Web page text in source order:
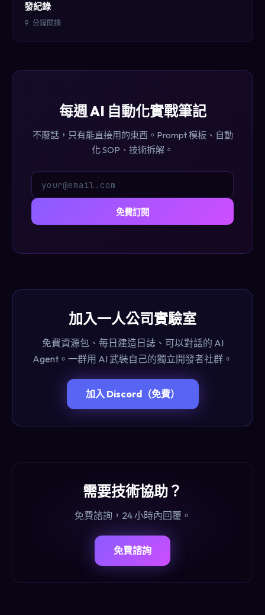
發紀錄
9 分鐘閱讀
每週 AI 自動化實戰筆記
不廢話，只有能直接用的東西。Prompt 模板、自動
化 SOP、技術拆解。
免費訂閱
加入一人公司實驗室
免費資源包、每日建造日誌、可以對話的 AI
Agent。一群用 AI 武裝自己的獨立開發者社群。
加入 Discord（免費）
需要技術協助？
免費諮詢，24 小時內回覆。
免費諮詢